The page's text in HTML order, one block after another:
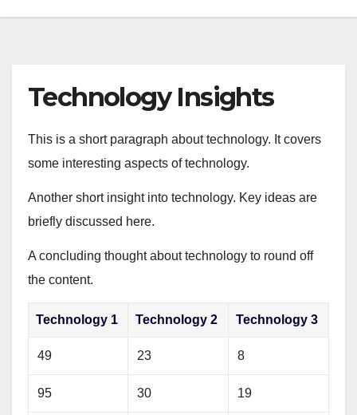
Technology Insights
This is a short paragraph about technology. It covers
some interesting aspects of technology.
Another short insight into technology. Key ideas are
briefly discussed here.
A concluding thought about technology to round off
the content.
Technology 1 Technology 2 Technology 3
49 23 8
95 30 19